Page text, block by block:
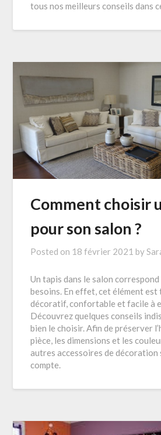
tous nos meilleurs conseils dans
Comment choisir
pour son salon ?
Posted on 18 février 2021 by
Un tapis dans le salon correspond
besoins. En effet, cet élément est
décoratif, confortable et facile à
Découvrez quelques conseils
bien le choisir. Afin de préserver
pièce, les dimensions et les
autres accessoires de décoration
compte.